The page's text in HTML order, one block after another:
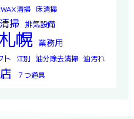
清掃 床清掃
掃 排気設備
札幌 業務用
ト 江別 油分除去清掃 油汚れ
７つ道具